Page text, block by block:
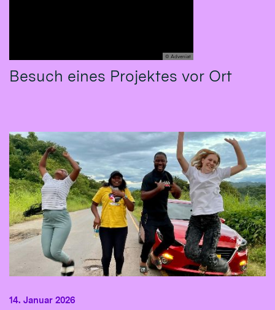
© Adveniat
Besuch eines Projektes vor Ort
14. Januar 2026